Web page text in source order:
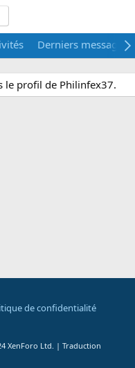
Derniers messages
le profil de Philinfex37.
de confidentialité
XenForo Ltd. | Traduction